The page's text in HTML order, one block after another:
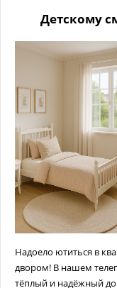
Детскому
Надоело ютиться в
двором! В нашем
тёплый и надёжный